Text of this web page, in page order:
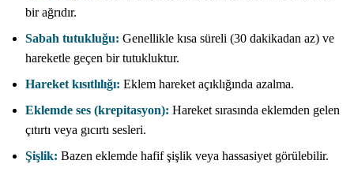
bir ağrıdır.
Sabah tutukluğu: Genellikle kısa süreli (30 dakikadan az) ve
hareketle geçen bir tutukluktur.
Hareket kısıtlılığı: Eklem hareket açıklığında azalma.
Eklemde ses (krepitasyon): Hareket sırasında eklemden gelen
çıtırtı veya gıcırtı sesleri.
Şişlik: Bazen eklemde hafif şişlik veya hassasiyet görülebilir.